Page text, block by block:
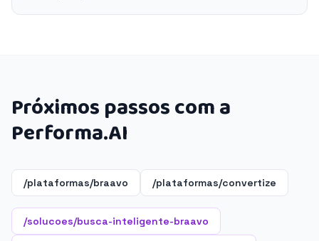
Próximos passos com a
Performa.AI
/plataformas/braavo /plataformas/convertize
/solucoes/busca-inteligente-braavo